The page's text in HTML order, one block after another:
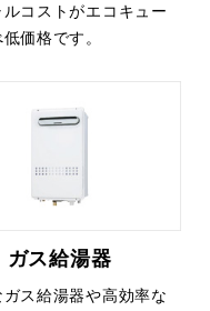
ルコストがエコキュー
低価格です。
ガス給湯器
ス給湯器や高効率な